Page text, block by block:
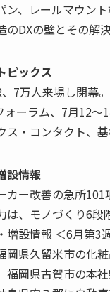
ン、レールマウン
のDXの壁とその解
ピックス
、7万人来場し閉
ォーラム、7月12
ス・コンタクト、
設情報
カー改善の急所101
は、モノづくり6段
増設情報 ＜6月第3
岡県久留米市の化
福岡県古賀市の本